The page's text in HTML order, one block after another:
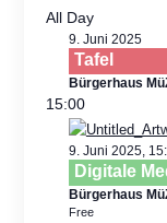
All Day
9. Juni 2025
Tafel
Bürgerhaus
15:00
9. Juni 2025,
Digitale
Bürgerhaus
Free